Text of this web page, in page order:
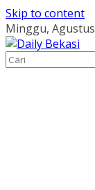
Skip to content
Minggu,